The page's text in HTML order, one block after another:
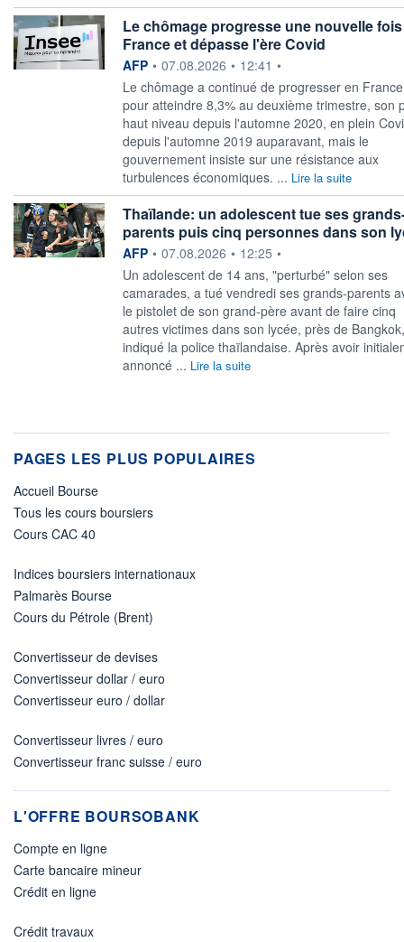
Le chômage progresse une nouvelle
France et dépasse l'ère Covid
information fournie par
AFP • 07.08.2026 • 12:41 •
Le chômage a continué de progresser en France
pour atteindre 8,3% au deuxième trimestre, son
haut niveau depuis l'automne 2020, en plein
depuis l'automne 2019 auparavant, mais le
gouvernement insiste sur une résistance aux
turbulences économiques. ... Lire la suite
Thaïlande: un adolescent tue ses
parents puis cinq personnes dans son
information fournie par
AFP • 07.08.2026 • 12:25 •
Un adolescent de 14 ans, "perturbé" selon ses
camarades, a tué vendredi ses grands-parents
le pistolet de son grand-père avant de faire cinq
autres victimes dans son lycée, près de
indiqué la police thaïlandaise. Après avoir
annoncé ... Lire la suite
PAGES LES PLUS POPULAIRES
Accueil Bourse
Tous les cours boursiers
Cours CAC 40
Indices boursiers internationaux
Palmarès Bourse
Cours du Pétrole (Brent)
Convertisseur de devises
Convertisseur dollar / euro
Convertisseur euro / dollar
Convertisseur livres / euro
Convertisseur franc suisse / euro
L'OFFRE BOURSOBANK
Compte en ligne
Carte bancaire mineur
Crédit en ligne
Crédit travaux